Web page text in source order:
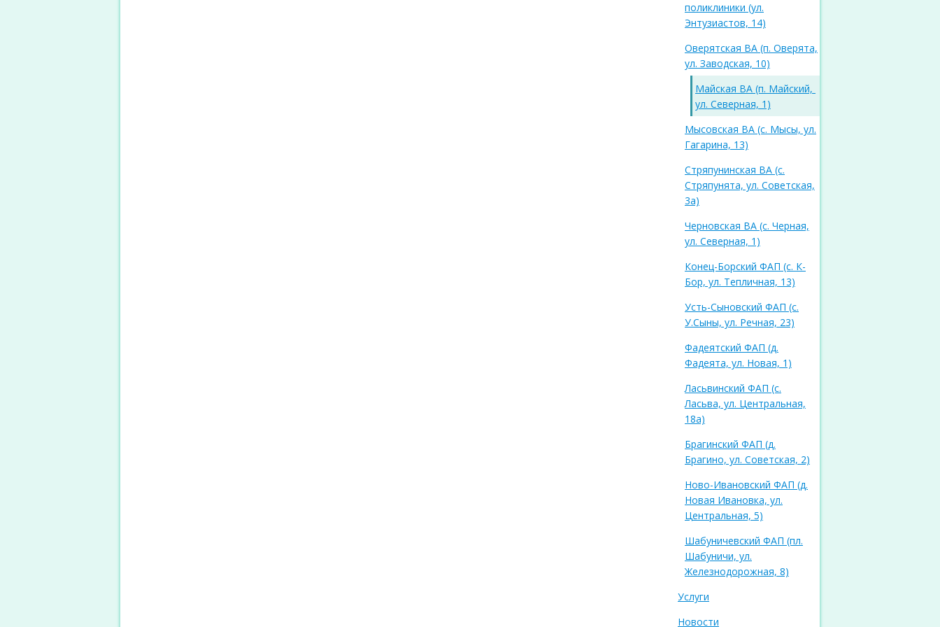
поликлиники (ул.
Энтузиастов, 14)
Оверятская ВА (п. Оверята,
ул. Заводская, 10)
Майская ВА (п. Майский,
ул. Северная, 1)
Мысовская ВА (с. Мысы, ул.
Гагарина, 13)
Стряпунинская ВА (с.
Стряпунята, ул. Советская,
3а)
Черновская ВА (с. Черная,
ул. Северная, 1)
Конец-Борский ФАП (с. К-
Бор, ул. Тепличная, 13)
Усть-Сыновский ФАП (с.
У.Сыны, ул. Речная, 23)
Фадеятский ФАП (д.
Фадеята, ул. Новая, 1)
Ласьвинский ФАП (с.
Ласьва, ул. Центральная,
18а)
Брагинский ФАП (д.
Брагино, ул. Советская, 2)
Ново-Ивановский ФАП (д.
Новая Ивановка, ул.
Центральная, 5)
Шабуничевский ФАП (пл.
Шабуничи, ул.
Железнодорожная, 8)
Услуги
Новости